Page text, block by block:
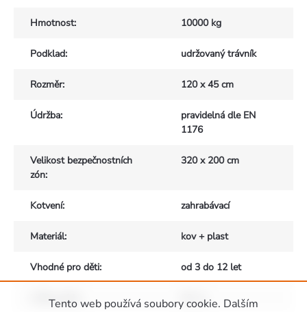
Tento web používá soubory cookie. Dalším
Hmotnost: 10000 kg
Podklad: udržovaný trávník
Rozměr: 120 x 45 cm
Údržba:
pravidelná dle EN
1176
Velikost bezpečnostních
zón:
320 x 200 cm
Kotvení: zahrabávací
Materiál: kov + plast
Vhodné pro děti: od 3 do 12 let
Výška pádu 60 cm